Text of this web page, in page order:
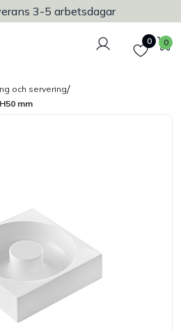
3-5 arbetsdagar
Logga in
Favoriter
0 0
och servering/
mm